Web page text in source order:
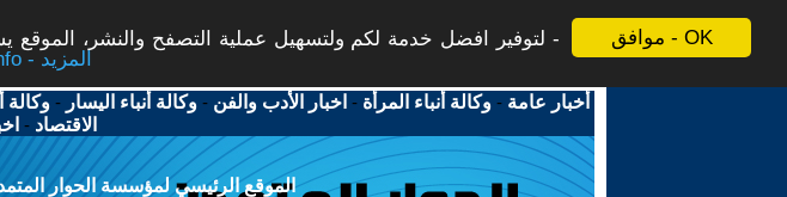
موافق - OK
لتوفير افضل خدمة لكم ولتسهيل عملية التصفح والنشر،
More info - المزيد
أخبار عامة -وكالة أنباء المرأة - اخبار الأدب والفن -وكالة أنباء اليسار -وكالة
الاقتصاد -
الموقع الرئيسي لمؤسسة الحوار